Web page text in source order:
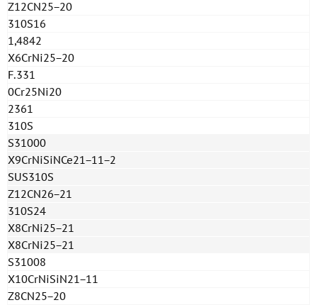
Z12CN25−20
310S16
1,4842
X6CrNi25−20
F.331
0Cr25Ni20
2361
310S
S31000
X9CrNiSiNCe21−11−2
SUS310S
Z12CN26−21
310S24
X8CrNi25−21
X8CrNi25−21
S31008
X10CrNiSiN21−11
Z8CN25−20